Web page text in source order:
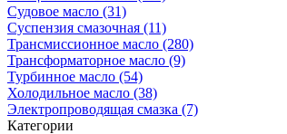
Судовое масло (31)
Суспензия смазочная (11)
Трансмиссионное масло (280)
Трансформаторное масло (9)
Турбинное масло (54)
Холодильное масло (38)
Электропроводящая смазка (7)
Категории